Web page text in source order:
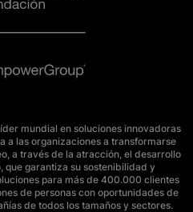
mundial en soluciones innovadoras
a las organizaciones a transformarse
a través de la atracción, el desarrollo
que garantiza su sostenibilidad y
para más de 400.000 clientes
de personas con oportunidades de
de todos los tamaños y sectores.